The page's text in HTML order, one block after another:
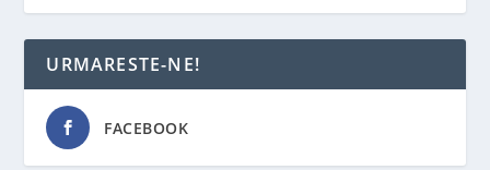
URMARESTE-NE!
FACEBOOK